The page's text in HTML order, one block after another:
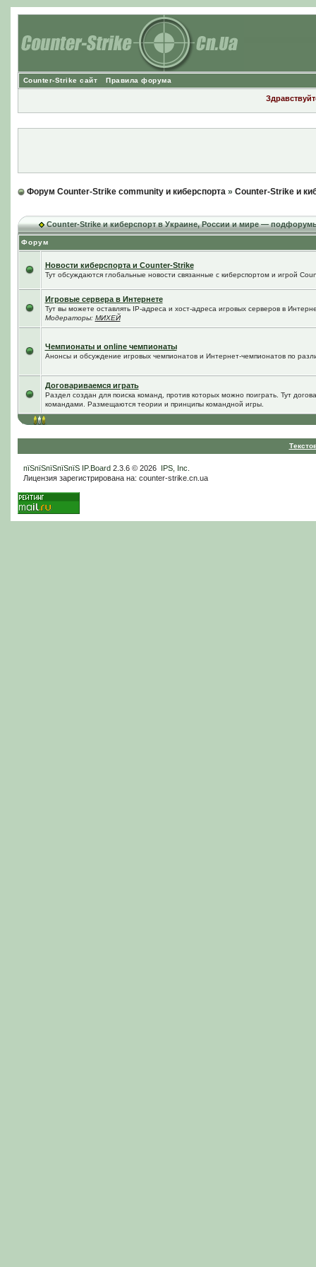
Counter-Strike сайт Правила форума
Форум Counter-Strike community и киберспорта» Counter-Strike и
Counter-Strike и киберспорт в Украине, России и мире —
Форум
Новости киберспорта и Counter-Strike
Тут обсуждаются глобальные новости связанные с киберспортом и игрой
Игровые сервера в Интернете
Тут вы можете оставлять IP-адреса и хост-адреса игровых серверов в
Модераторы: МИХЕЙ
Чемпионаты и online чемпионаты
Анонсы и обсуждение игровых чемпионатов и Интернет-чемпионатов по
Договариваемся играть
Раздел создан для поиска команд, против которых можно поиграть. Тут
командами. Размещаются теории и принципы командной игры.
пїЅпїЅпїЅпїЅпїЅ IP.Board2.3.6 © 2026 IPS, Inc
Лицензия зарегистрирована на: counter-strike.cn.ua